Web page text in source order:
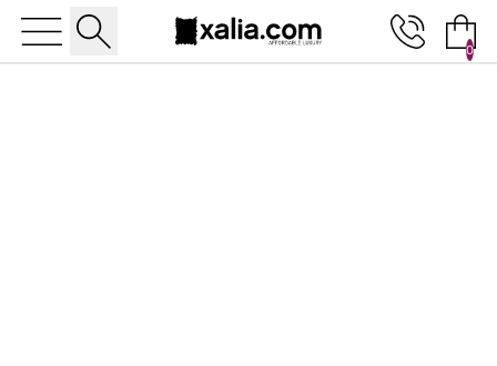
0
10% ΕΚΠΤΩΣΗ ΣΕ ΕΠΙΛΕΓΜΕΝΑ ΠΡΟΪΟΝΤΑ